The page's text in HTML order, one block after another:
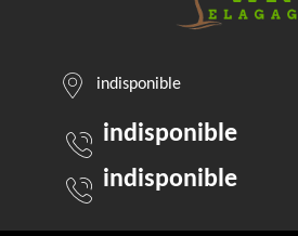
indisponible
indisponible
indisponible